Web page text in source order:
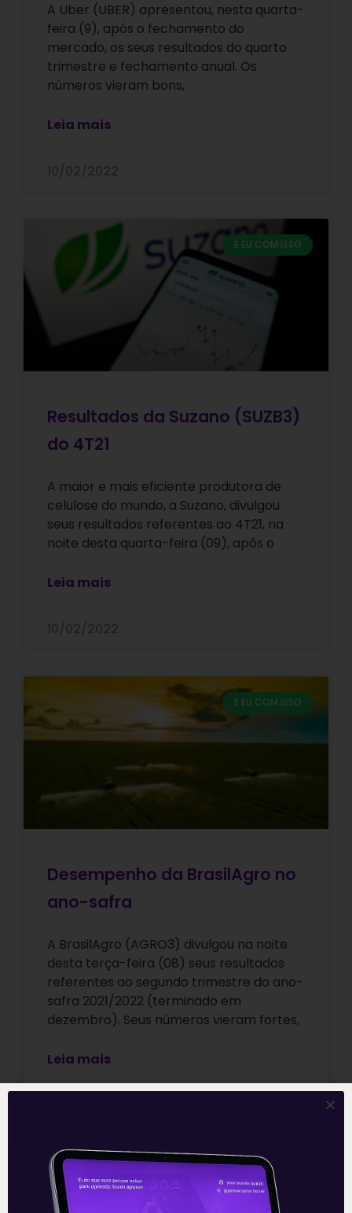
A Uber (UBER) apresentou, nesta quarta-
feira (9), após o fechamento do
mercado, os seus resultados do quarto
trimestre e fechamento anual. Os
números vieram bons,
Leia mais
E EU COM ISSO
Resultados da Suzano (SUZB3)
do 4T21
A maior e mais eficiente produtora de
celulose do mundo, a Suzano, divulgou
seus resultados referentes ao 4T21, na
noite desta quarta-feira (09), após o
Leia mais
E EU COM ISSO
Desempenho da BrasilAgro no
ano-safra
A BrasilAgro (AGRO3) divulgou na noite
desta terça-feira (08) seus resultados
referentes ao segundo trimestre do ano-
safra 2021/2022 (terminado em
dezembro). Seus números vieram fortes,
Leia mais
E EU COM ISSO